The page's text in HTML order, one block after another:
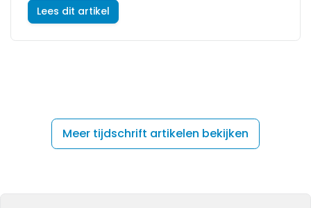
Lees dit artikel
Meer tijdschrift artikelen bekijken